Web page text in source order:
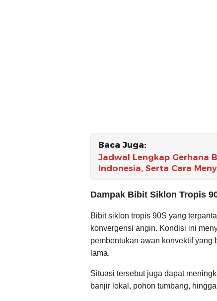
Baca Juga:
Jadwal Lengkap Gerhana
Indonesia, Serta Cara
Dampak Bibit Siklon Tropis
Bibit siklon tropis 90S yang
konvergensi angin. Kondisi ini
pembentukan awan konvektif
lama.
Situasi tersebut juga dapat
banjir lokal, pohon tumbang,